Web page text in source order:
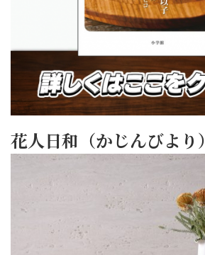
花人日和（かじんびより）